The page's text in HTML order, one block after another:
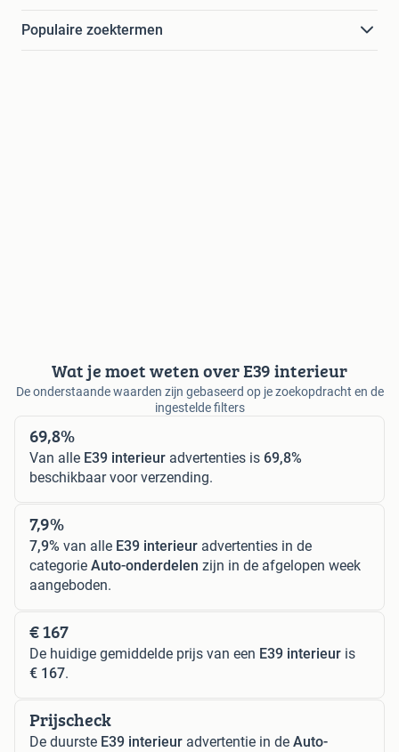
Populaire zoektermen
Wat je moet weten over E39 interieur
De onderstaande waarden zijn gebaseerd op je zoekopdracht en de
ingestelde filters
69,8%
Van alle E39 interieur advertenties is 69,8%
beschikbaar voor verzending.
7,9%
7,9% van alle E39 interieur advertenties in de
categorie Auto-onderdelen zijn in de afgelopen week
aangeboden.
€ 167
De huidige gemiddelde prijs van een E39 interieur is
€ 167.
Prijscheck
De duurste E39 interieur advertentie in de Auto-